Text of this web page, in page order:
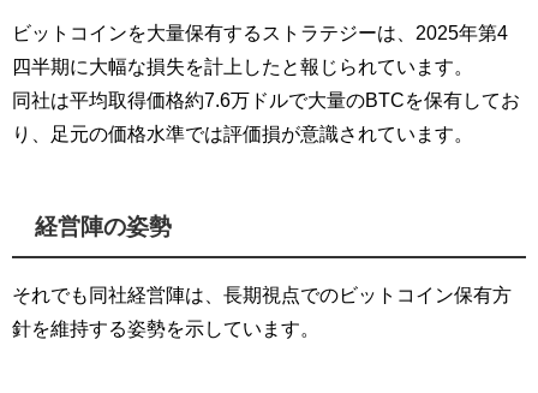
ビットコインを大量保有するストラテジーは、2025年第4
四半期に大幅な損失を計上したと報じられています。
同社は平均取得価格約7.6万ドルで大量のBTCを保有してお
り、足元の価格水準では評価損が意識されています。
経営陣の姿勢
それでも同社経営陣は、長期視点でのビットコイン保有方
針を維持する姿勢を示しています。